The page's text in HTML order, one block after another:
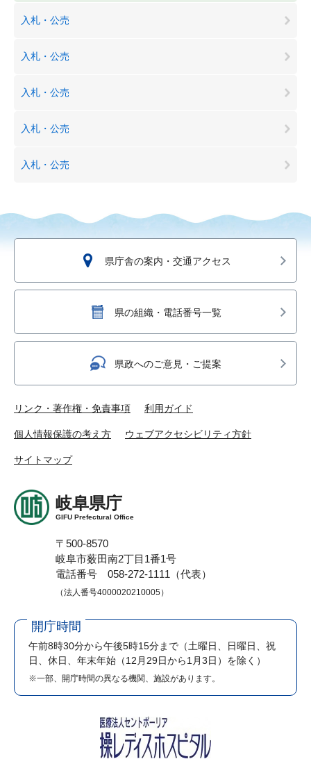
入札・公売
入札・公売
入札・公売
入札・公売
入札・公売
県庁舎の案内・交通アクセス
県の組織・電話番号一覧
県政へのご意見・ご提案
リンク・著作権・免責事項 利用ガイド
個人情報保護の考え方 ウェブアクセシビリティ方針
サイトマップ
岐阜県庁
GIFU Prefectural Office
〒500-8570
岐阜市薮田南2丁目1番1号
電話番号 058-272-1111（代表）
（法人番号4000020210005）
開庁時間
午前8時30分から午後5時15分まで （土曜日、日曜日、祝
日、休日、年末年始（12月29日から1月3日）を除く）
※一部、開庁時間の異なる機関、施設があります。